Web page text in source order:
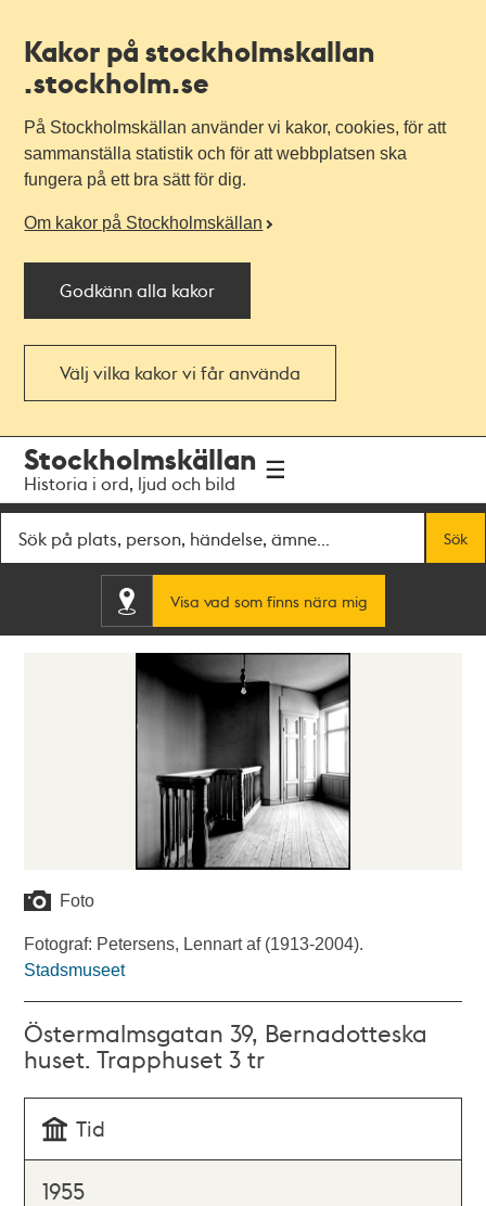
Kakor på stockholmskallan
.stockholm.se
På Stockholmskällan använder vi kakor, cookies, för att
sammanställa statistik och för att webbplatsen ska
fungera på ett bra sätt för dig.
Om kakor på Stockholmskällan
Godkänn alla kakor
Välj vilka kakor vi får använda
navigationen
huvudinnehållet
Stockholmskällan
Historia i ord, ljud och bild
Sök
Visa vad som finns nära mig
Foto
Fotograf: Petersens, Lennart af (1913-2004).
Stadsmuseet
Östermalmsgatan 39, Bernadotteska
huset. Trapphuset 3 tr
Tid
1955